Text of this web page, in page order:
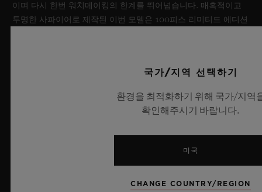
이며 다시 한번 워치메이킹의 한계를 뛰어넘습니다. 매혹적이고
투명한 사파이어로 제작된 이번 모델은 100피스 리미티드 에디션
름 하늘이 주는 자유롭고 광활한 감성을 담아냅니다.
국가/지역 선택하기
환경을 최적화하기 위해 국가/지역
확인해주시기 바랍니다.
미국
CHANGE COUNTRY/REGION